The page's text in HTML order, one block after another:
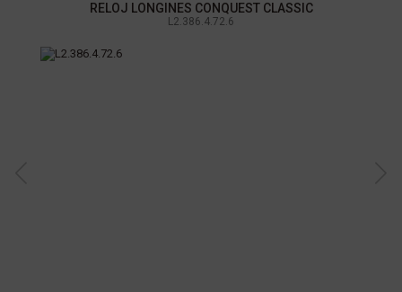
RELOJ LONGINES CONQUEST CLASSIC
L2.386.4.72.6